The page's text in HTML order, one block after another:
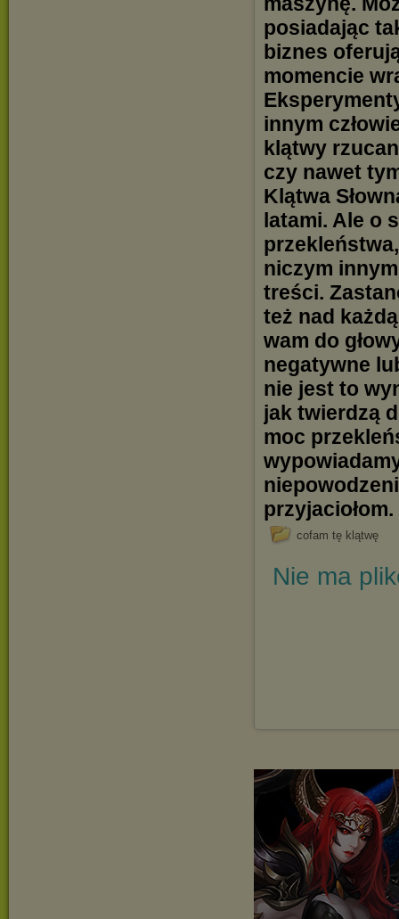
posiadając
biznes
momencie
innym
klątwy
czy nawet
Klątwa
latami. Ale o
niczym
treści.
też nad
wam do
negatywne
nie jest to
jak twierdzą
moc
cofam tę klątwę
Nie ma